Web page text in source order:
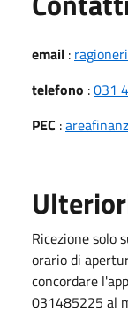
email :
telefono :031
PEC :
Ricezione solo
orario di
concordare
031485225 al